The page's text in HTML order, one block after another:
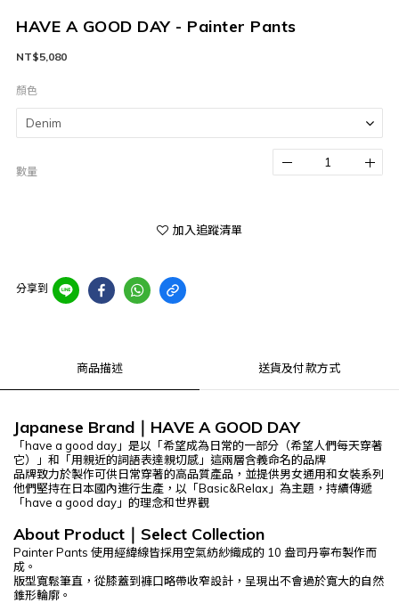
HAVE A GOOD DAY - Painter Pants
NT$5,080
顏色
數量
加入追蹤清單
分享到
商品描述 送貨及付款方式
Japanese Brand HAVE A GOOD DAY
「have a good day」是以「希望成為日常的一部分（希望人們每天穿著
它）」和「用親近的詞語表達親切感」這兩層含義命名的品牌
品牌致力於製作可供日常穿著的高品質產品，並提供男女通用和女裝系列
他們堅持在日本國內進行生產，以「Basic&Relax」為主題，持續傳遞
「have a good day」的理念和世界觀
About Product Select Collection
Painter Pants 使用經緯線皆採用空氣紡紗織成的 10 盎司丹寧布製作而
成。
版型寬鬆筆直，從膝蓋到褲口略帶收窄設計，呈現出不會過於寬大的自然
錐形輪廓。